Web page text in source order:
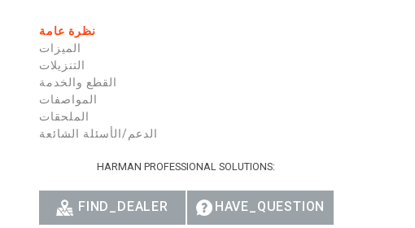
نظرة عامة
الميزات
التنزيلات
القطع والخدمة
المواصفات
الملحقات
الدعم/الأسئلة الشائعة
HARMAN PROFESSIONAL SOLUTIONS:
FIND_DEALER HAVE_QUESTION